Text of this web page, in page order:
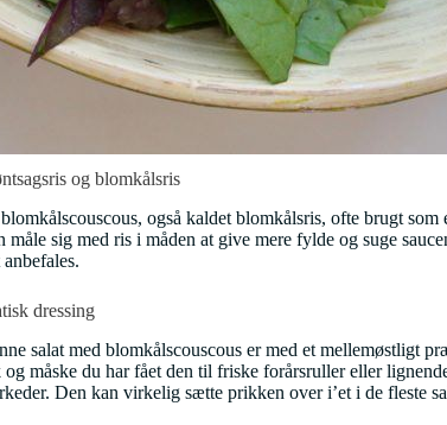
og blomkålsris
også kaldet blomkålsris, ofte brugt
måle sig med ris i måden at give mere fylde og suge
dressing
salat med blomkålscouscous er med et mellemøstligt
måske du har fået den til friske forårsruller eller
Den kan virkelig sætte prikken over i’et i de fleste